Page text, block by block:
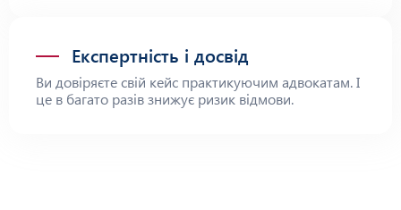
Експертність і досвід
Ви довіряєте свій кейс практикуючим адвокатам. І
це в багато разів знижує ризик відмови.